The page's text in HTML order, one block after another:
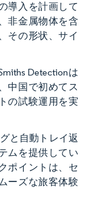
導入を計画して
非金属物体を含
その形状、サイ
Detectionは
中国で初めてス
の試験運用を実
と自動トレイ返
ムを提供してい
ポイントは、セ
ーズな旅客体験